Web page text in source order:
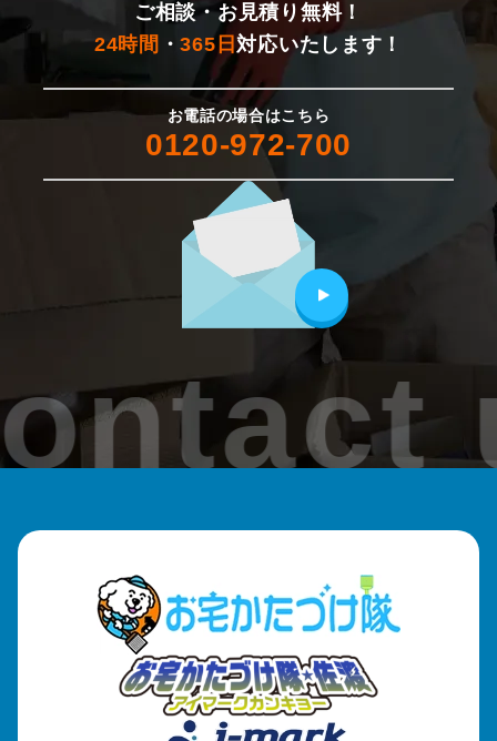
魚沼市
南魚沼市
津南町
妙高市
ご相談・お見積り無料！
24時間 ・365日対応いたします！
お電話の場合はこちら
0120-972-700